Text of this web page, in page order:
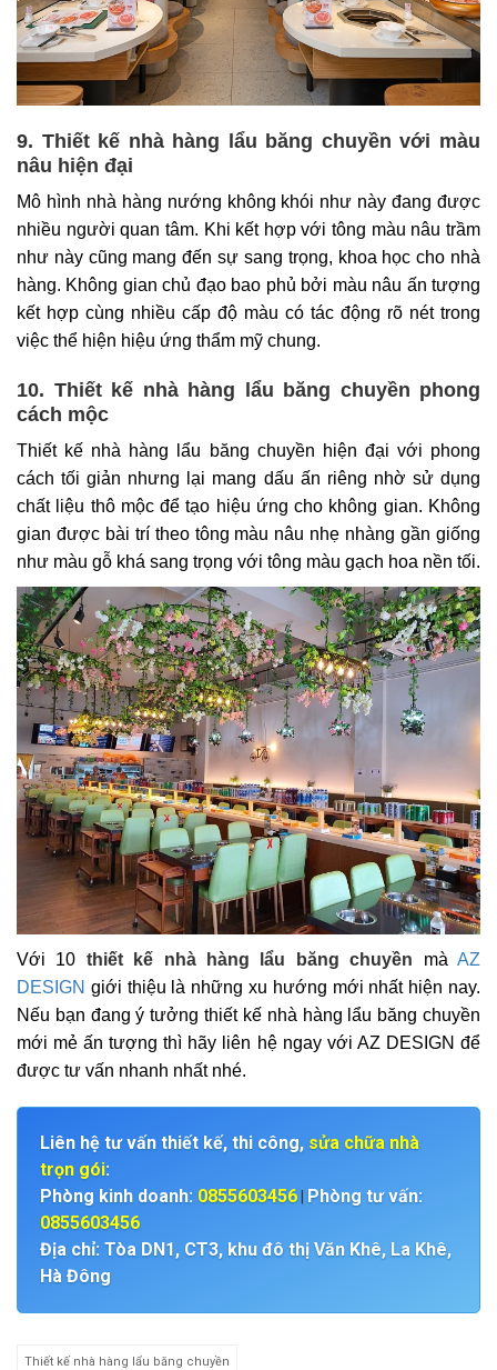
9. Thiết kế nhà hàng lẩu băng chuyền với màu
nâu hiện đại
Mô hình nhà hàng nướng không khói như này đang được
nhiều người quan tâm. Khi kết hợp với tông màu nâu trầm
như này cũng mang đến sự sang trọng, khoa học cho nhà
hàng. Không gian chủ đạo bao phủ bởi màu nâu ấn tượng
kết hợp cùng nhiều cấp độ màu có tác động rõ nét trong
việc thể hiện hiệu ứng thẩm mỹ chung.
10. Thiết kế nhà hàng lẩu băng chuyền phong
cách mộc
Thiết kế nhà hàng lẩu băng chuyền hiện đại với phong
cách tối giản nhưng lại mang dấu ấn riêng nhờ sử dụng
chất liệu thô mộc để tạo hiệu ứng cho không gian. Không
gian được bài trí theo tông màu nâu nhẹ nhàng gần giống
như màu gỗ khá sang trọng với tông màu gạch hoa nền tối.
Với 10 thiết kế nhà hàng lẩu băng chuyền màAZ
DESIGN giới thiệu là những xu hướng mới nhất hiện nay.
Nếu bạn đang ý tưởng thiết kế nhà hàng lẩu băng chuyền
mới mẻ ấn tượng thì hãy liên hệ ngay với AZ DESIGN để
được tư vấn nhanh nhất nhé.
Liên hệ tư vấn thiết kế, thi công, sửa chữa nhà
trọn gói:
Phòng kinh doanh: 0855603456 Phòng tư vấn:
0855603456
Địa chỉ: Tòa DN1, CT3, khu đô thị Văn Khê, La Khê,
Hà Đông
Thiết kế nhà hàng lẩu băng chuyền